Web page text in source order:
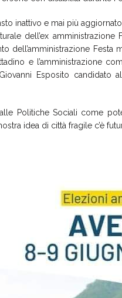
inattivo e mai più
dell’ex
dell’amministrazione
e l’amministrazione
Esposito candidato
Politiche Sociali come
idea di città fragile c’è